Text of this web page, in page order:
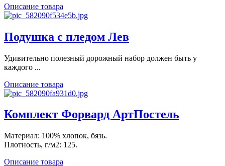
Описание товара
Подушка с пледом Лев
Удивительно полезный дорожный набор должен быть у
каждого ...
Описание товара
Комплект Форвард АртПостель
Материал: 100% хлопок, бязь.
Плотность, г/м2: 125.
Описание товара